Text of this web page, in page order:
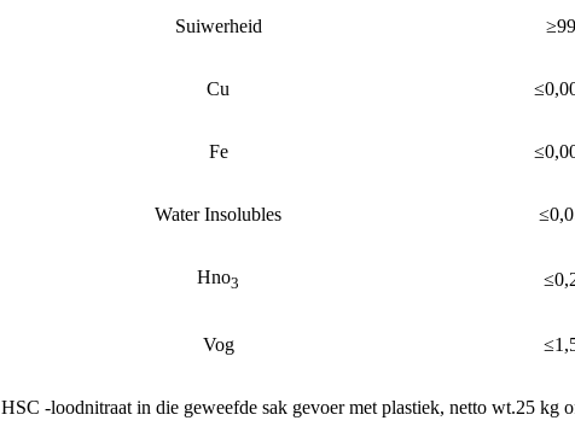
Suiwerheid
Cu
Fe
Water Insolubles
Hno3
Vog
HSC -loodnitraat in die geweefde sak gevoer met plastiek, netto wt.25 kg